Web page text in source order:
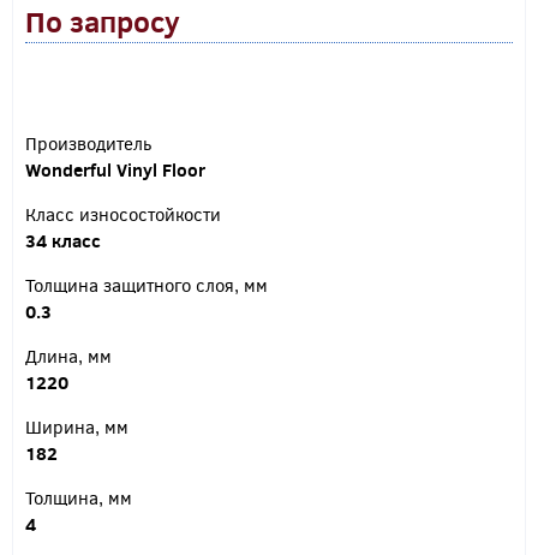
По запросу
Производитель
Wonderful Vinyl Floor
Класс износостойкости
34 класс
Толщина защитного слоя, мм
0.3
Длина, мм
1220
Ширина, мм
182
Толщина, мм
4